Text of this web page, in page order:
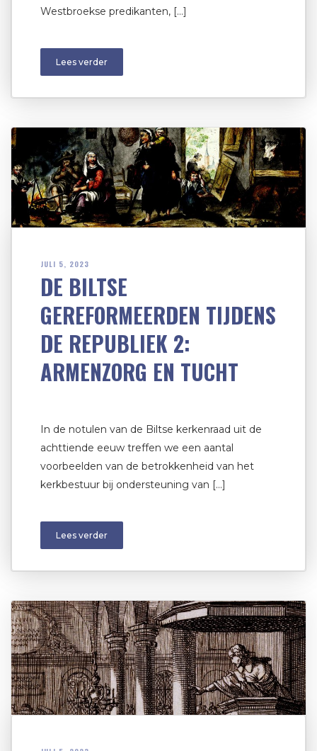
Westbroekse predikanten, […]
Lees verder
JULI 5, 2023
DE BILTSE
GEREFORMEERDEN TIJDENS
DE REPUBLIEK 2:
ARMENZORG EN TUCHT
In de notulen van de Biltse kerkenraad uit de
achttiende eeuw treffen we een aantal
voorbeelden van de betrokkenheid van het
kerkbestuur bij ondersteuning van […]
Lees verder